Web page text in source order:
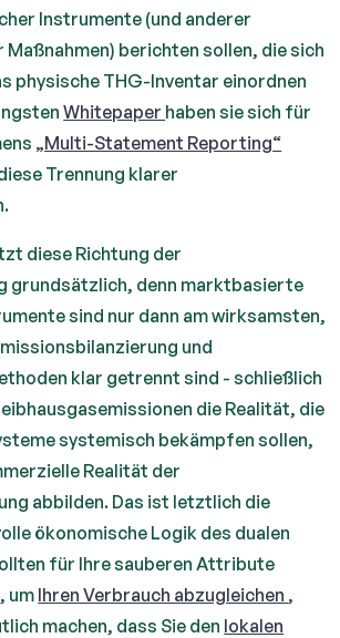
Instrumente (und anderer
berichten sollen, die sich
physische THG-Inventar einordnen
Whitepaper haben sie sich für
„Multi-Statement Reporting“
Trennung klarer
diese Richtung der
grundsätzlich, denn marktbasierte
sind nur dann am wirksamsten,
und
klar getrennt sind - schließlich
die Realität, die
systemisch bekämpfen sollen,
Realität der
abbilden. Das ist letztlich die
ökonomische Logik des dualen
für Ihre sauberen Attribute
um Ihren Verbrauch abzugleichen ,
machen, dass Sie den lokalen